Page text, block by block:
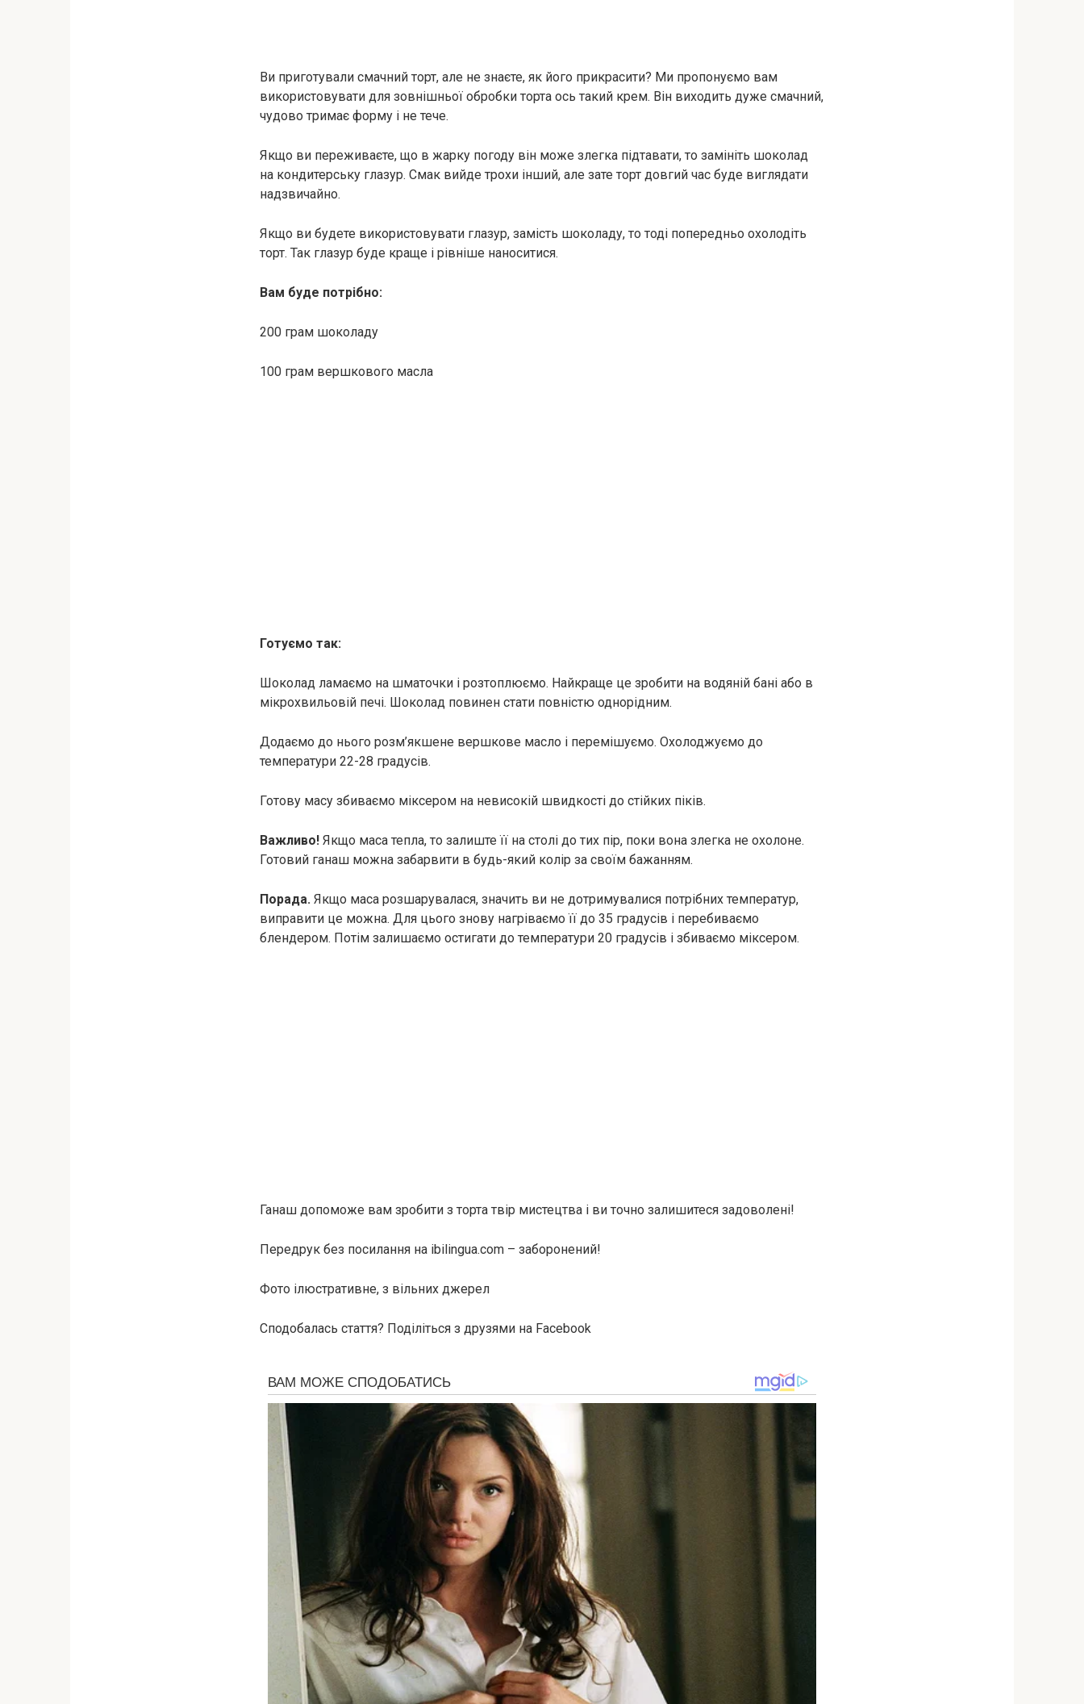
Ви приготували смачний торт, але не знаєте, як його прикрасити? Ми пропонуємо вам
використовувати для зовнішньої обробки торта ось такий крем. Він виходить дуже смачний,
чудово тримає форму і не тече.
Якщо ви переживаєте, що в жарку погоду він може злегка підтавати, то замініть шоколад
на кондитерську глазур. Смак вийде трохи інший, але зате торт довгий час буде виглядати
надзвичайно.
Якщо ви будете використовувати глазур, замість шоколаду, то тоді попередньо охолодіть
торт. Так глазур буде краще і рівніше наноситися.
Вам буде потрібно:
200 грам шоколаду
100 грам вершкового масла
Готуємо так:
Шоколад ламаємо на шматочки і розтоплюємо. Найкраще це зробити на водяній бані або в
мікрохвильовій печі. Шоколад повинен стати повністю однорідним.
Додаємо до нього розм’якшене вершкове масло і перемішуємо. Охолоджуємо до
температури 22-28 градусів.
Готову масу збиваємо міксером на невисокій швидкості до стійких піків.
Важливо! Якщо маса тепла, то залиште її на столі до тих пір, поки вона злегка не охолоне.
Готовий ганаш можна забарвити в будь-який колір за своїм бажанням.
Порада. Якщо маса розшарувалася, значить ви не дотримувалися потрібних температур,
виправити це можна. Для цього знову нагріваємо її до 35 градусів і перебиваємо
блендером. Потім залишаємо остигати до температури 20 градусів і збиваємо міксером.
Ганаш допоможе вам зробити з торта твір мистецтва і ви точно залишитеся задоволені!
Передрук без посилання на ibilingua.com – заборонений!
Фото ілюстративне, з вільних джерел
Сподобалась стаття? Поділіться з друзями на Facebook